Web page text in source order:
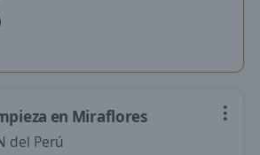
en Miraflores
del Perú